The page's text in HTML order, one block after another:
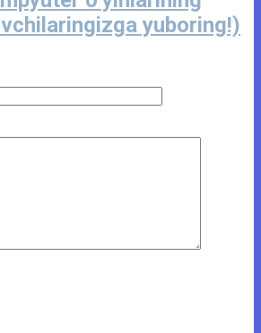
yuboring!)